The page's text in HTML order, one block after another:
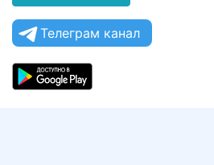
Телеграм канал